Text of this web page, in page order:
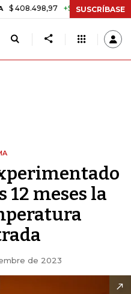
+$ 8.753,81 +2,19%
SUSCRÍBASE
meses la
de 2023